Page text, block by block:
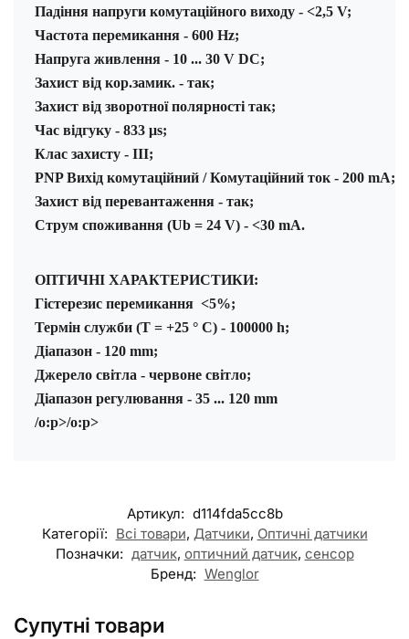
Падіння напруги комутаційного виходу - <2,5 V;
Частота перемикання - 600 Hz;
Напруга живлення - 10 ... 30 V DC;
Захист від кор.замик. - так;
Захист від зворотної полярності так;
Час відгуку - 833 μs;
Клас захисту - III;
PNP Вихід комутаційний / Комутаційний ток - 200 mA;
Захист від перевантаження - так;
Струм споживання (Ub = 24 V) - <30 mA.
ОПТИЧНІ ХАРАКТЕРИСТИКИ:
Гістерезис перемикання  <5%;
Термін служби (T = +25 ° C) - 100000 h;
Діапазон - 120 mm;
Джерело світла - червоне світло;
Діапазон регулювання - 35 ... 120 mm
/o:p>/o:p>
Артикул: d114fda5cc8b
Категорії: Всі товари, Датчики, Оптичні датчики
Позначки: датчик, оптичний датчик, сенсор
Бренд: Wenglor
Супутні товари